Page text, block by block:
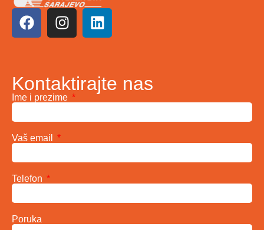
Kontaktirajte nas
Ime i prezime
Vaš email
Telefon
Poruka